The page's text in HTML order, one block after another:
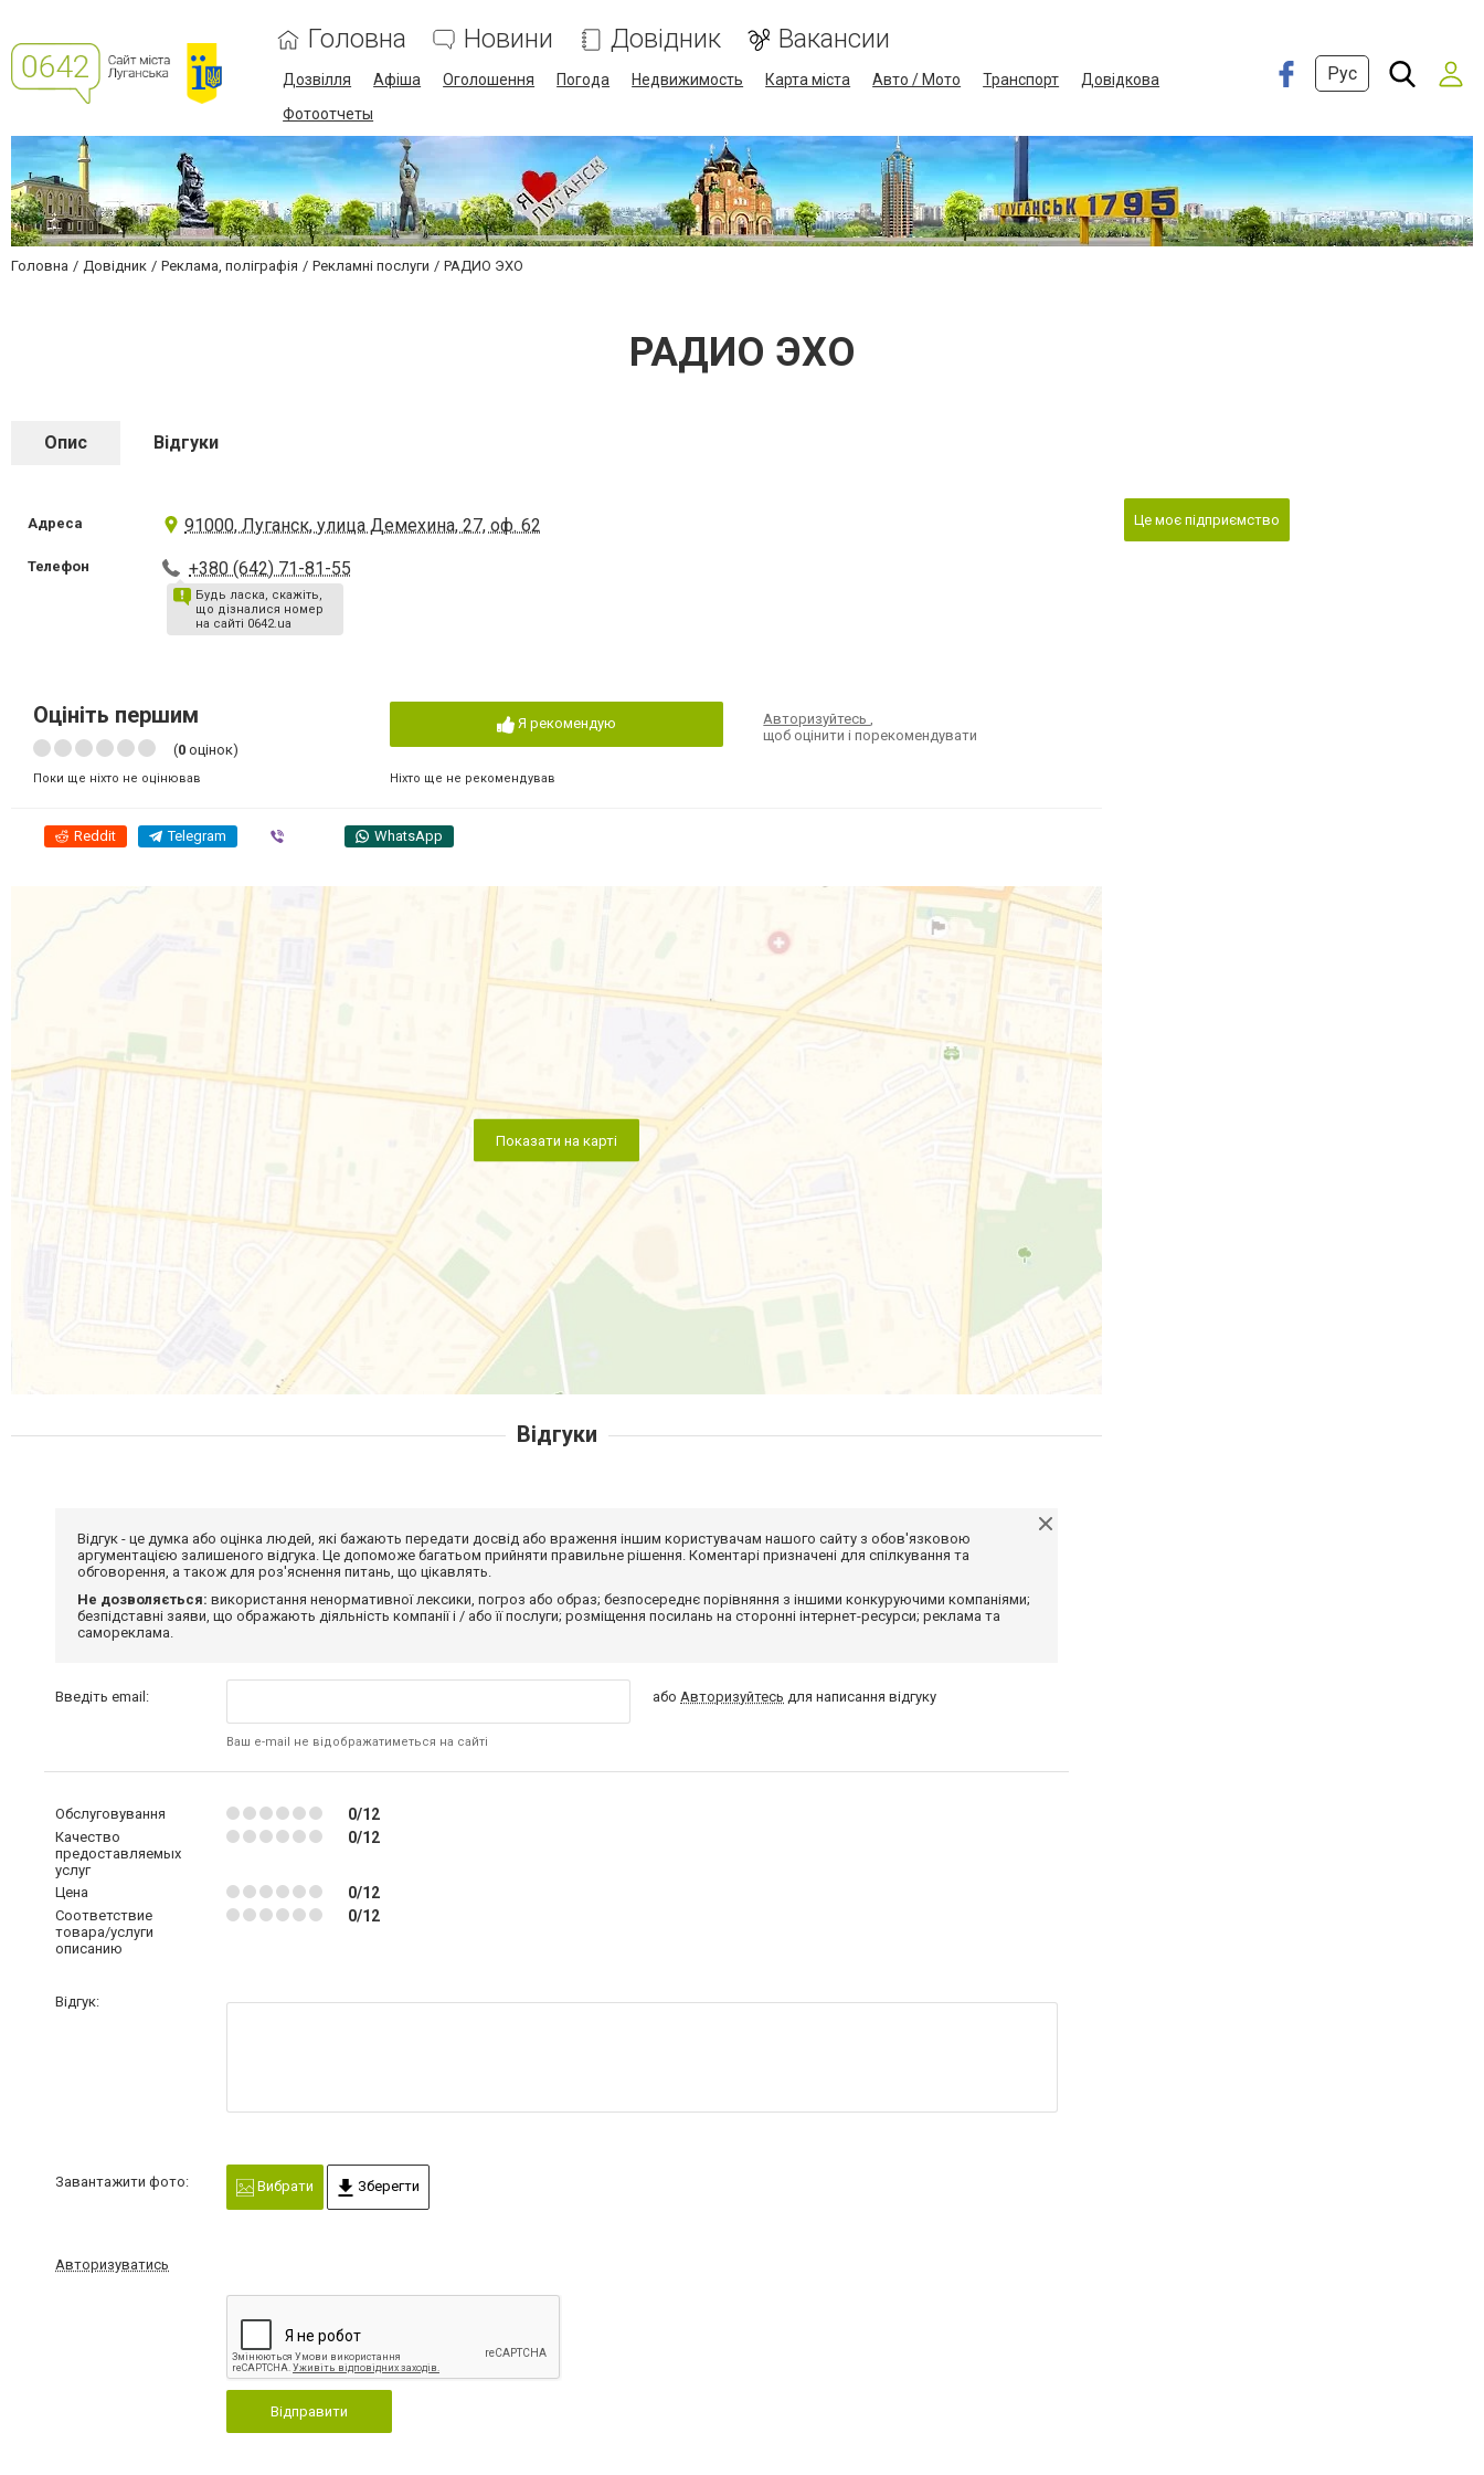
Головна Новини Довідник Вакансии
Дозвілля Афіша Оголошення Погода Недвижимость Карта міста Авто / Мото Транспорт
Довідкова
Фотоотчеты
Рус
Головна Довідник Реклама, поліграфія Рекламні послуги РАДИО ЭХО
РАДИО ЭХО
Опис Відгуки
Адреса 91000, Луганск, улица Демехина, 27, оф. 62
Телефон +380 (642) 71-81-55
Будь ласка, скажіть,
що дізналися номер
на сайті 0642.ua
Оцініть першим
(0 оцінок)
Поки ще ніхто не оцінював
Я рекомендую
Ніхто ще не рекомендував
Авторизуйтесь,
щоб оцінити і порекомендувати
Reddit Telegram WhatsApp
Показати на карті
Це моє підприємство
Відгуки
Відгук - це думка або оцінка людей, які бажають передати досвід або враження іншим користувачам нашого сайту з обов'язковою
аргументацією залишеного відгука. Це допоможе багатьом прийняти правильне рішення. Коментарі призначені для спілкування та
обговорення, а також для роз'яснення питань, що цікавлять.
Не дозволяється: використання ненормативної лексики, погроз або образ; безпосереднє порівняння з іншими конкуруючими компаніями;
безпідставні заяви, що ображають діяльність компанії і / або її послуги; розміщення посилань на сторонні інтернет-ресурси; реклама та
самореклама.
Введіть email:
Ваш e-mail не відображатиметься на сайті
абоАвторизуйтесь для написання відгуку
Обслуговування 0/12
Качество
предоставляемых
услуг
0/12
Цена 0/12
Соответствие
товара/услуги
описанию
0/12
Відгук:
Завантажити фото: Вибрати Зберегти
Авторизуватись
Відправити